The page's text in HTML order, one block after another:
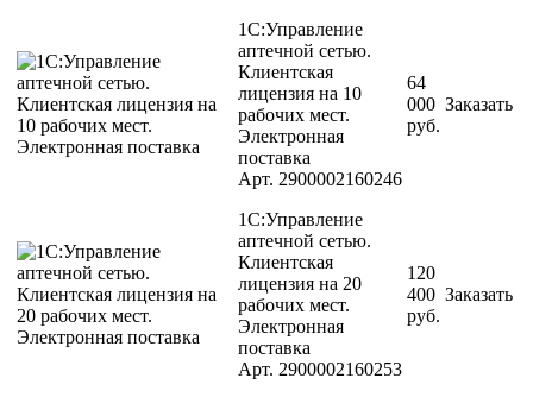
1С:Управление
аптечной сетью.
Клиентская
лицензия на 10
рабочих мест.
Электронная
поставка
Арт. 2900002160246
64
000
руб.
Заказать
1С:Управление
аптечной сетью.
Клиентская
лицензия на 20
рабочих мест.
Электронная
поставка
Арт. 2900002160253
120
400
руб.
Заказать